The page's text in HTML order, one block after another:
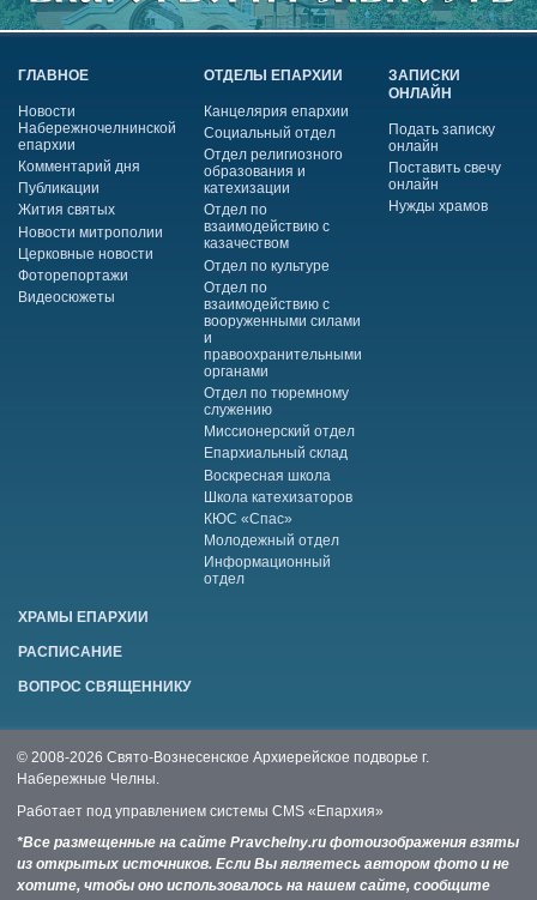
ГЛАВНОЕ
Новости
Набережночелнинской
епархии
Комментарий дня
Публикации
Жития святых
Новости митрополии
Церковные новости
Фоторепортажи
Видеосюжеты
ОТДЕЛЫ ЕПАРХИИ
Канцелярия епархии
Социальный отдел
Отдел религиозного
образования и
катехизации
Отдел по
взаимодействию с
казачеством
Отдел по культуре
Отдел по
взаимодействию с
вооруженными силами
и
правоохранительными
органами
Отдел по тюремному
служению
Миссионерский отдел
Епархиальный склад
Воскресная школа
Школа катехизаторов
КЮС «Спас»
Молодежный отдел
Информационный
отдел
ЗАПИСКИ
ОНЛАЙН
Подать записку
онлайн
Поставить свечу
онлайн
Нужды храмов
ХРАМЫ ЕПАРХИИ
РАСПИСАНИЕ
ВОПРОС СВЯЩЕННИКУ
© 2008-2026 Свято-Вознесенское Архиерейское подворье г.
Набережные Челны.
Работает под управлением системы CMS «Епархия»
*Все размещенные на сайте Pravchelny.ru фотоизображения взяты
из открытых источников. Если Вы являетесь автором фото и не
хотите, чтобы оно использовалось на нашем сайте, сообщите